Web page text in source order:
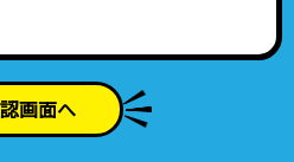
社K2インターナショナル
画面へ